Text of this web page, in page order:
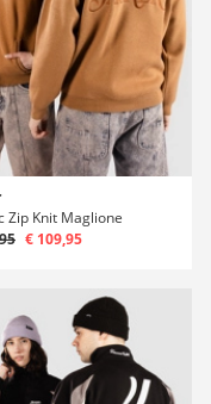
Zip Knit Maglione
€ 109,95